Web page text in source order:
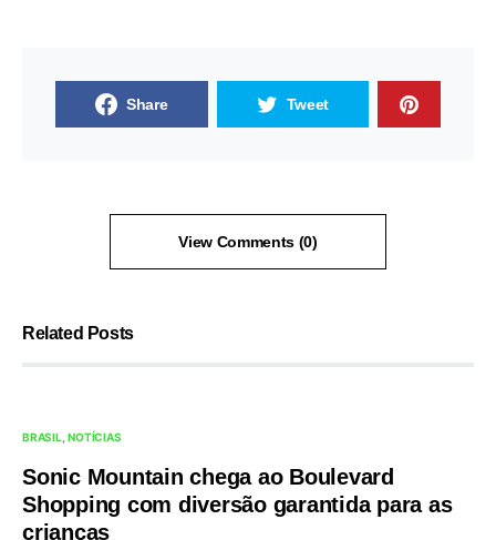
Share Tweet
View Comments (0)
Related Posts
BRASIL NOTÍCIAS
Sonic Mountain chega ao Boulevard
Shopping com diversão garantida para as
crianças